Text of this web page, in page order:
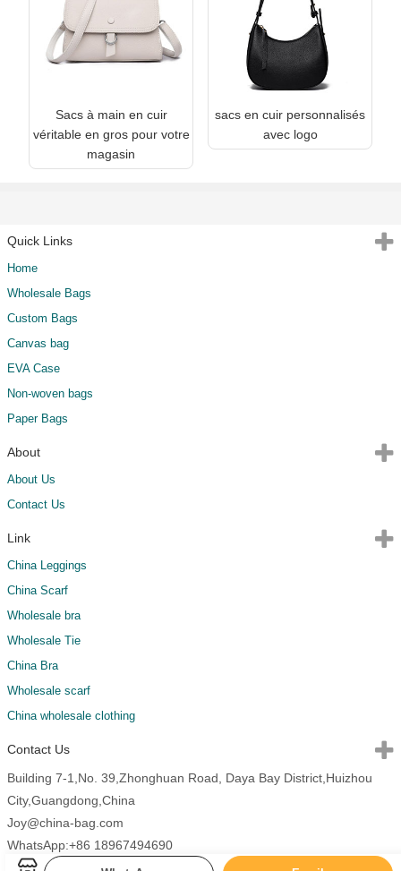
Sacs à main en cuir
véritable en gros pour votre
magasin
sacs en cuir personnalisés
avec logo
Quick Links
Home
Wholesale Bags
Custom Bags
Canvas bag
EVA Case
Non-woven bags
Paper Bags
About
About Us
Contact Us
Link
China Leggings
China Scarf
Wholesale bra
Wholesale Tie
China Bra
Wholesale scarf
China wholesale clothing
Contact Us
Building 7-1,No. 39,Zhonghuan Road, Daya Bay District,Huizhou
City,Guangdong,China
Joy@china-bag.com
WhatsApp:+86 18967494690